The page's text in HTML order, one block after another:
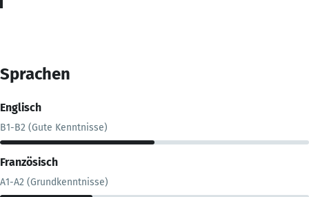
Sprachen
Englisch
B1-B2 (Gute Kenntnisse)
Französisch
A1-A2 (Grundkenntnisse)